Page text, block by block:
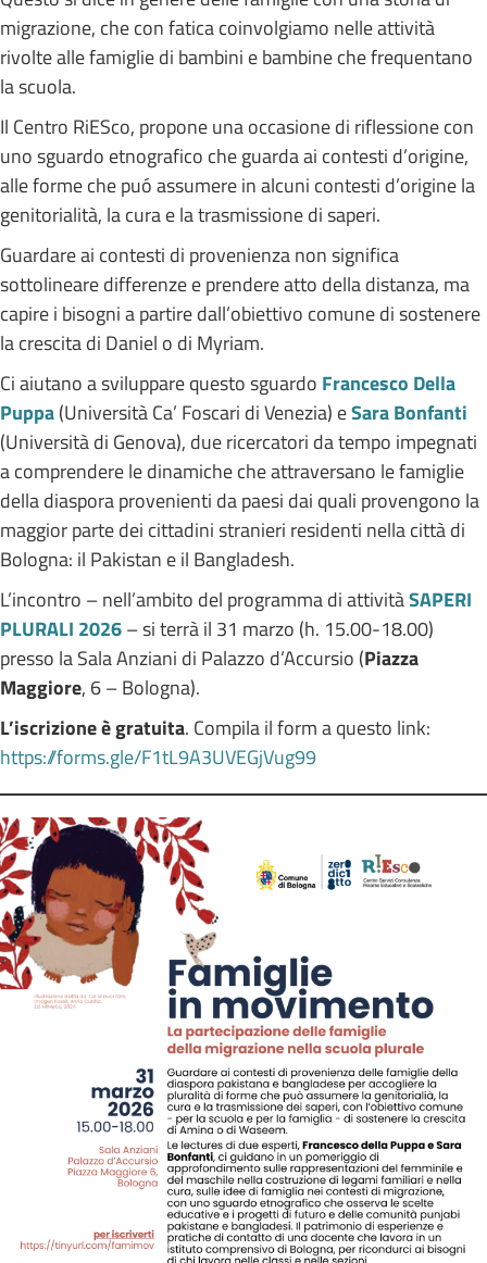
migrazione, che con fatica coinvolgiamo nelle attività
rivolte alle famiglie di bambini e bambine che frequentano
la scuola.
Il Centro RiESco, propone una occasione di riflessione con
uno sguardo etnografico che guarda ai contesti d’origine,
alle forme che puó assumere in alcuni contesti d’origine la
genitorialità, la cura e la trasmissione di saperi.
Guardare ai contesti di provenienza non significa
sottolineare differenze e prendere atto della distanza, ma
capire i bisogni a partire dall’obiettivo comune di sostenere
la crescita di Daniel o di Myriam.
Ci aiutano a sviluppare questo sguardo Francesco Della
Puppa(Università Ca’ Foscari di Venezia) eSara Bonfanti
(Università di Genova), due ricercatori da tempo impegnati
a comprendere le dinamiche che attraversano le famiglie
della diaspora provenienti da paesi dai quali provengono la
maggior parte dei cittadini stranieri residenti nella città di
Bologna: il Pakistan e il Bangladesh.
L’incontro – nell’ambito del programma di attivitàSAPERI
PLURALI 2026– si terrà il 31 marzo (h. 15.00-18.00)
presso la Sala Anziani di Palazzo d’Accursio (Piazza
Maggiore, 6 – Bologna).
L’iscrizione è gratuita. Compila il form a questo link:
https://forms.gle/F1tL9A3UVEGjVug99